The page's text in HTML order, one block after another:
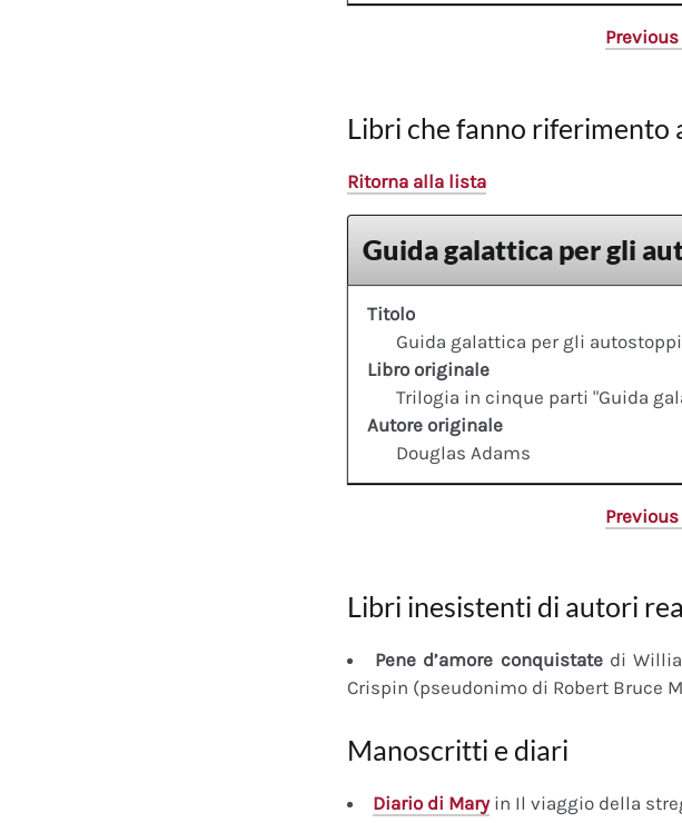
Libri che fanno riferimento
Ritorna alla lista
Guida galattica per gli
Titolo
Guida galattica per gli
Libro originale
Trilogia in cinque parti "Guida
Autore originale
Douglas Adams
Libri inesistenti di autori
Pene d’amore conquistatedi
Crispin (pseudonimo di Robert Bruce
Manoscritti e diari
Diario di Maryin Il viaggio della